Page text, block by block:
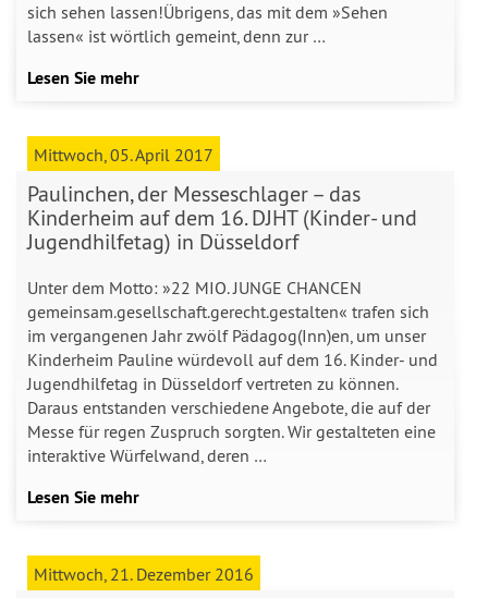
sich sehen lassen!Übrigens, das mit dem »Sehen
lassen« ist wörtlich gemeint, denn zur …
Lesen Sie mehr
Mittwoch, 05. April 2017
Paulinchen, der Messeschlager – das
Kinderheim auf dem 16. DJHT (Kinder- und
Jugendhilfetag) in Düsseldorf
Unter dem Motto: »22 MIO. JUNGE CHANCEN
gemeinsam.gesellschaft.gerecht.gestalten« trafen sich
im vergangenen Jahr zwölf Pädagog(Inn)en, um unser
Kinderheim Pauline würdevoll auf dem 16. Kinder- und
Jugendhilfetag in Düsseldorf vertreten zu können.
Daraus entstanden verschiedene Angebote, die auf der
Messe für regen Zuspruch sorgten. Wir gestalteten eine
interaktive Würfelwand, deren …
Lesen Sie mehr
Mittwoch, 21. Dezember 2016